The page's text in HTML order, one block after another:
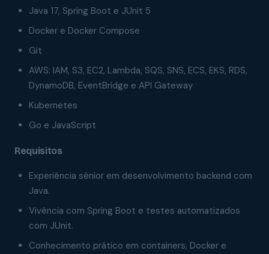
Java 17, Spring Boot e JUnit 5
Docker e Docker Compose
Git
AWS: IAM, S3, EC2, Lambda, SQS, SNS, ECS, EKS, RDS,
DynamoDB, EventBridge e API Gateway
Kubernetes
Go e JavaScript
Requisitos
Experiência sênior em desenvolvimento backend com
Java.
Vivência com Spring Boot e testes automatizados
com JUnit.
Conhecimento prático em containers, Docker e